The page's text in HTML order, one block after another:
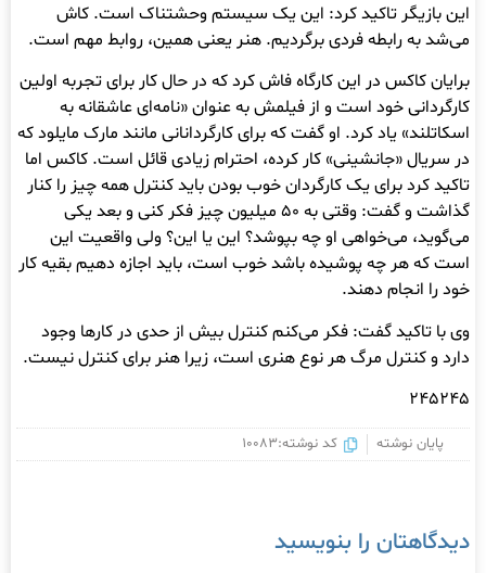
این بازیگر تاکید کرد: این یک سیستم وحشتناک است. کاش
می‌شد به رابطه فردی برگردیم. هنر یعنی همین، روابط مهم است.
برایان کاکس در این کارگاه فاش کرد که در حال کار برای تجربه اولین
کارگردانی خود است و از فیلمش به عنوان «نامه‌ای عاشقانه به
اسکاتلند» یاد کرد. او گفت که برای کارگردانانی مانند مارک مایلود که
در سریال «جانشینی» کار کرده، احترام زیادی قائل است. کاکس اما
تاکید کرد برای یک کارگردان خوب بودن باید کنترل همه چیز را کنار
گذاشت و گفت: وقتی به ۵۰ میلیون چیز فکر کنی و بعد یکی
می‌گوید، می‌خواهی او چه بپوشد؟ این یا این؟ ولی واقعیت این
است که هر چه پوشیده باشد خوب است، باید اجازه دهیم بقیه کار
خود را انجام دهند.
وی با تاکید گفت: فکر می‌کنم کنترل بیش از حدی در کارها وجود
دارد و کنترل مرگ هر نوع هنری است، زیرا هنر برای کنترل نیست.
۲۴۵۲۴۵
پایان نوشته کد نوشته:10083
دیدگاهتان را بنویسید